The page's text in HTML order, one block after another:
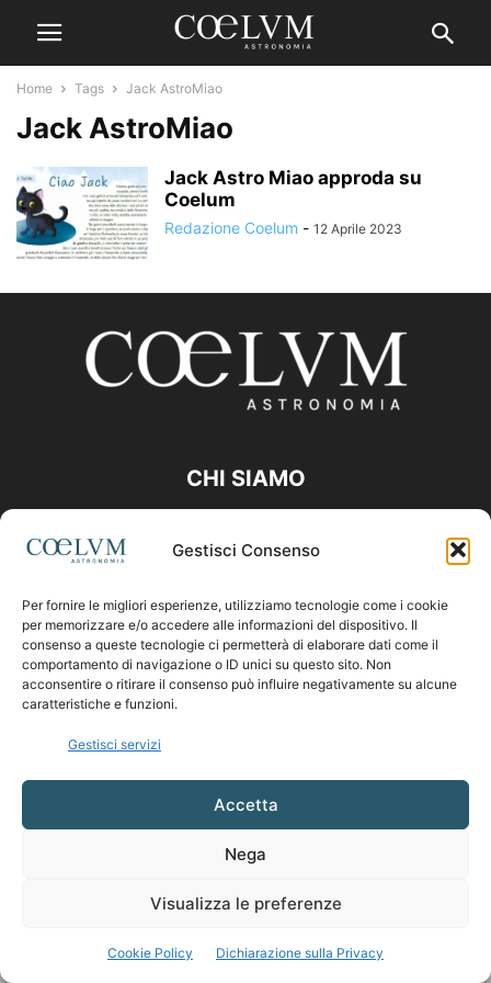
Gestisci Consenso
Per fornire le migliori esperienze, utilizziamo tecnologie come i cookie
per memorizzare e/o accedere alle informazioni del dispositivo. Il
consenso a queste tecnologie ci permetterà di elaborare dati come il
comportamento di navigazione o ID unici su questo sito. Non
acconsentire o ritirare il consenso può influire negativamente su alcune
caratteristiche e funzioni.
Gestisci servizi
Accetta
Nega
Visualizza le preferenze
Cookie Policy Dichiarazione sulla Privacy
Home Tags Jack AstroMiao
Jack AstroMiao
Jack Astro Miao approda su
Coelum
Redazione Coelum - 12 Aprile 2023
CHI SIAMO
Contattaci:coelumastro@coelum.com
SEGUICI